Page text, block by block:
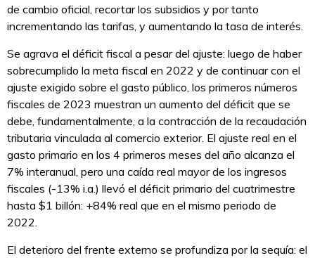
de cambio oficial, recortar los subsidios y por tanto
incrementando las tarifas, y aumentando la tasa de interés.
Se agrava el déficit fiscal a pesar del ajuste: luego de haber
sobrecumplido la meta fiscal en 2022 y de continuar con el
ajuste exigido sobre el gasto público, los primeros números
fiscales de 2023 muestran un aumento del déficit que se
debe, fundamentalmente, a la contracción de la recaudación
tributaria vinculada al comercio exterior. El ajuste real en el
gasto primario en los 4 primeros meses del año alcanza el
7% interanual, pero una caída real mayor de los ingresos
fiscales (-13% i.a.) llevó el déficit primario del cuatrimestre
hasta $1 billón: +84% real que en el mismo periodo de
2022.
El deterioro del frente externo se profundiza por la sequía: el